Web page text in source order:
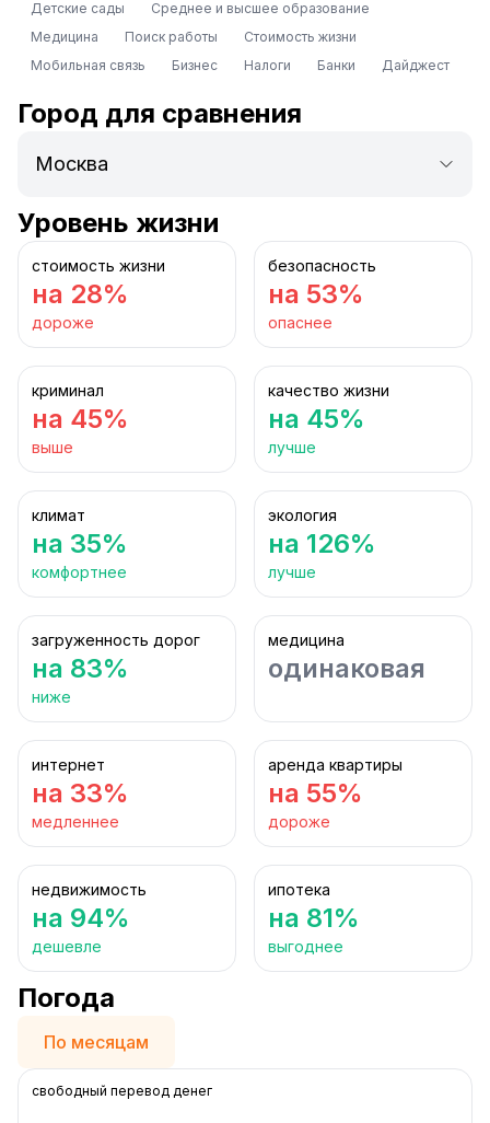
Детские сады
Среднее и высшее образование
Медицина
Поиск работы
Стоимость жизни
Мобильная связь
Бизнес Налоги Банки Дайджест
Город для сравнения
Уровень жизни
стоимость жизни
на 28%
дороже
безопасность
на 53%
опаснее
криминал
на 45%
выше
качество жизни
на 45%
лучше
климат
на 35%
комфортнее
экология
на 126%
лучше
загруженность дорог
на 83%
ниже
медицина
одинаковая
интернет
на 33%
медленнее
аренда квартиры
на 55%
дороже
недвижимость
на 94%
дешевле
ипотека
на 81%
выгоднее
Погода
По месяцам
свободный перевод денег